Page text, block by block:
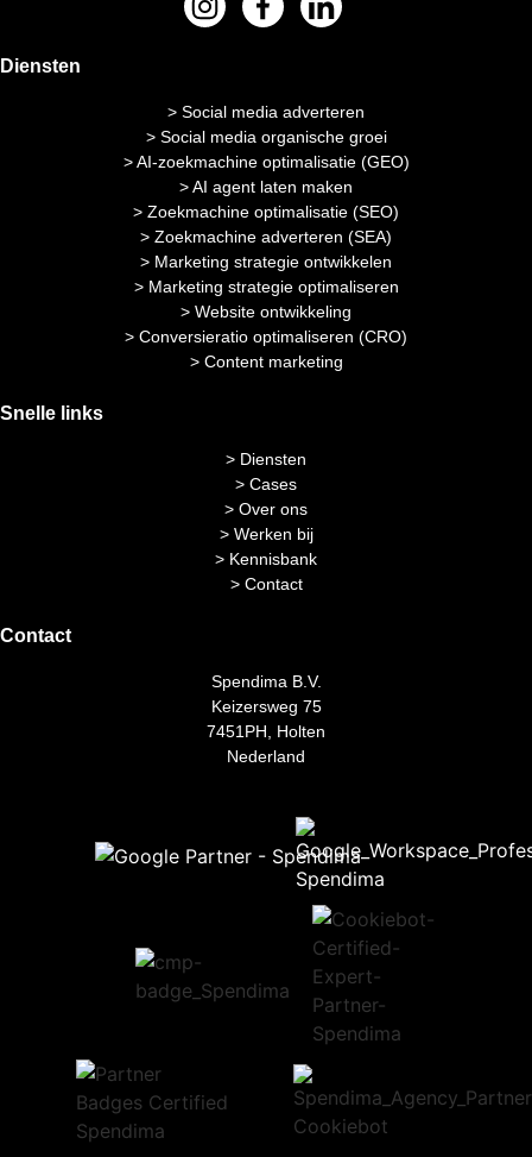
Diensten
> Social media adverteren
> Social media organische groei
> AI-zoekmachine optimalisatie (GEO)
> AI agent laten maken
> Zoekmachine optimalisatie (SEO)
> Zoekmachine adverteren (SEA)
> Marketing strategie ontwikkelen
> Marketing strategie optimaliseren
> Website ontwikkeling
> Conversieratio optimaliseren (CRO)
> Content marketing
Snelle links
> Diensten
> Cases
> Over ons
> Werken bij
> Kennisbank
> Contact
Contact
Spendima B.V.
Keizersweg 75
7451PH, Holten
Nederland